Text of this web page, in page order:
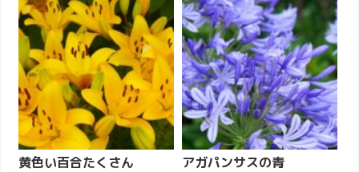
黄色い百合たくさん アガパンサスの青